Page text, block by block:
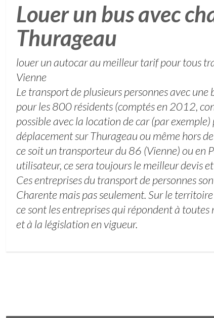
Louer un bus avec
Thurageau
louer un autocar au meilleur tarif pour tous
Vienne
Le transport de plusieurs personnes avec une
pour les 800 résidents (comptés en 2012,
possible avec la location de car (par
déplacement sur Thurageau ou même hors
ce soit un transporteur du 86 (Vienne) ou en
utilisateur, ce sera toujours le meilleur devis
Ces entreprises du transport de personnes
Charente mais pas seulement. Sur le
ce sont les entreprises qui répondent à
et à la législation en vigueur.